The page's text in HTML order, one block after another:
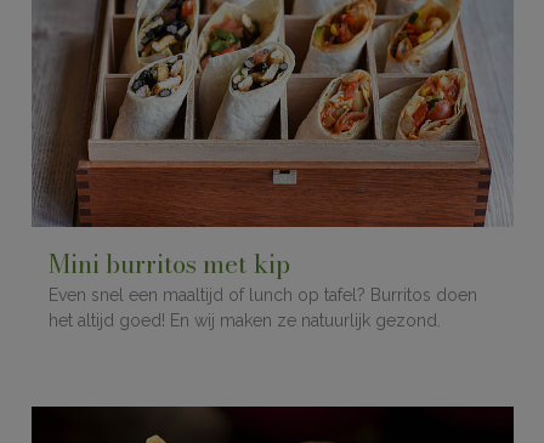
Mini burritos met kip
Even snel een maaltijd of lunch op tafel? Burritos doen
het altijd goed! En wij maken ze natuurlijk gezond.